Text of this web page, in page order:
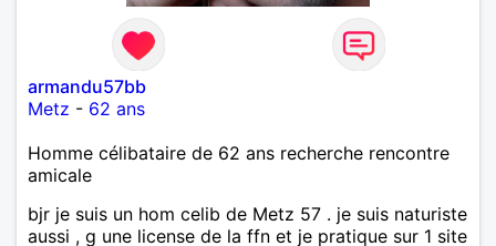
armandu57bb
Metz - 62 ans
Homme célibataire de 62 ans recherche rencontre
amicale
bjr je suis un hom celib de Metz 57 . je suis naturiste
aussi , g une license de la ffn et je pratique sur 1 site